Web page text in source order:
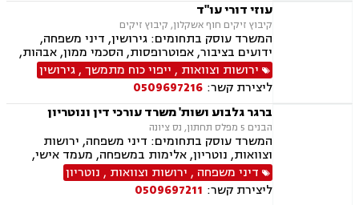
עוזי דורי עו"ד
קיבוץ זיקים חוף אשקלון, קיבוץ זיקים
המשרד עוסק בתחומים: גירושין, דיני משפחה,
ידועים בציבור, אפוטרופסות, הסכמי ממון, אבהות,
מזונות, משמורת, חלוקת רכוש, מעמד אישי, זמני
שהות, ניכור הורי, ירושות וצוואות, ייפוי כוח מתמשך,
דיני חוזים, עסקאות מכר דירה, פינוי מושכר, נחלות
ומשקים במושבים, העברה בין דורית
ירושות וצוואות , ייפוי כוח מתמשך,גירושין
ליצירת קשר: 0509697216
ברגר גלבוע ושות' משרד עורכי דין ונוטריון
הבנים 5 מפלס תחתון, נס ציונה
המשרד עוסק בתחומים: דיני משפחה, ירושות
וצוואות, נוטריון, אלימות במשפחה, מעמד אישי,
ייפוי כוח מתמשך.
דיני משפחה , ירושות וצוואות , נוטריון
ליצירת קשר: 0509697211